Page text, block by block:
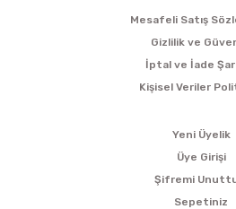
Mesafeli Satış
Gizlilik ve
İptal ve İade
Kişisel Veriler
Yeni Üyelik
Üye Girişi
Şifremi
Sepetiniz